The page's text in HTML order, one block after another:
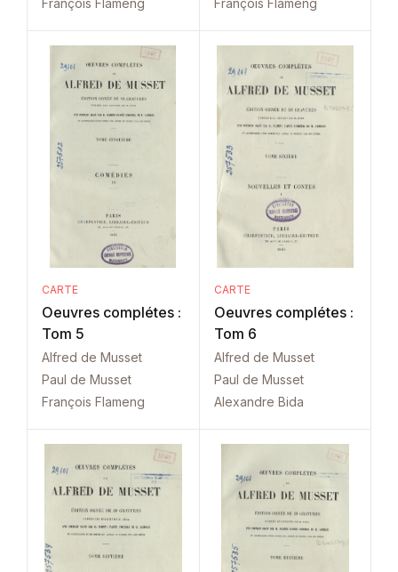
François Flameng François Flameng
CARTE
Oeuvres complétes :
Tom 5
Alfred de Musset
Paul de Musset
François Flameng
CARTE
Oeuvres complétes :
Tom 6
Alfred de Musset
Paul de Musset
Alexandre Bida